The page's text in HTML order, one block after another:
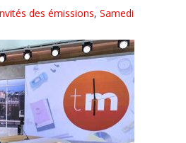
des émissions, Samedi